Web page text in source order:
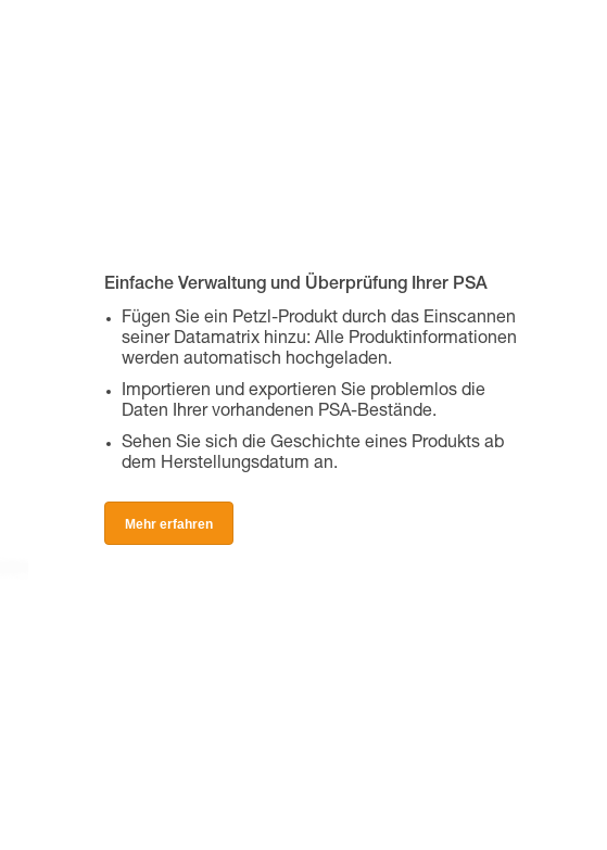
Einfache Verwaltung und Überprüfung Ihrer PSA
Fügen Sie ein Petzl-Produkt durch das Einscannen
seiner Datamatrix hinzu: Alle Produktinformationen
werden automatisch hochgeladen.
Importieren und exportieren Sie problemlos die
Daten Ihrer vorhandenen PSA-Bestände.
Sehen Sie sich die Geschichte eines Produkts ab
dem Herstellungsdatum an.
Mehr erfahren